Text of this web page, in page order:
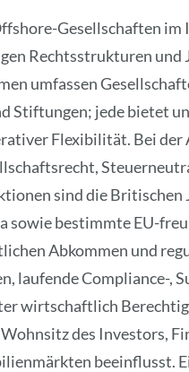
Gesellschaften
Rechtsstrukturen
umfassen
Stiftungen; jede bietet
Flexibilität. Bei
sind die Britischen
sowie bestimmte EU-
Abkommen und
laufende Compliance-,
wirtschaftlich
des Investors,
beeinflusst.